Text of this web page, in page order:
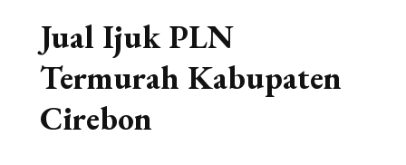
Jual Ijuk PLN
Termurah Kabupaten
Cirebon